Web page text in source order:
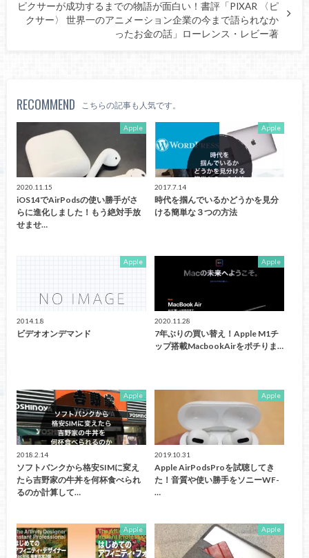
ピクサーが成功するまでの物語が面白い！書評「PIXAR 〈ピ
クサー〉 世界一のアニメーション企業の今まで語られなか
ったお金の話」ローレンス・レビー著
RECOMMEND こちらの記事も人気です。
Apple
2020.11.15
iOS14でAirPodsの使い勝手がさ
らに進化しました！もう絶対手放
せませ…
Apple
2017.7.14
時代を掴んでいるかどうかを見分
ける簡単な３つの方法
Apple
2014.1.8
ビデオオンデマンド
Apple
2020.11.28
7年ぶりの買い替え！Apple M1チ
ップ搭載MacbookAirをポチりま…
Apple
2018.2.14
ソフトバンクから格安SIMに変え
たら吉野家の牛丼を何杯食べられ
るのか計算して…
Apple
2019.10.31
Apple AirPodsProを試聴してき
た！音質や使い勝手をソニーWF-
…
Apple Apple